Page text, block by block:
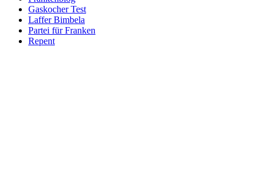
Gaskocher Test
Laffer Bimbela
Partei für Franken
Repent